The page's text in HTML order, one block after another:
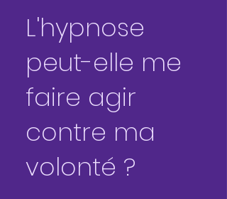
L'hypnose
peut-elle me
faire agir
contre ma
volonté ?